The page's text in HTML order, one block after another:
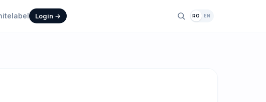
Login → RO EN